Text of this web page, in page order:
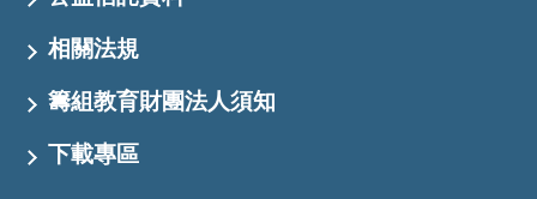
相關法規
籌組教育財團法人須知
下載專區